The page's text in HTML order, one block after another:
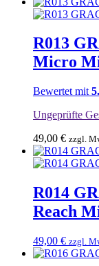
R013
Micro
Bewertet mit
Ungeprüfte
49,00 € zzgl.
R014
Reach
49,00 € zzgl.